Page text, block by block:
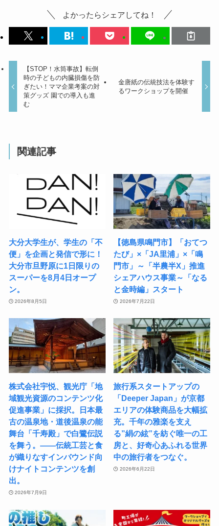
よかったらシェアしてね！
【STOP！水筒事故】転倒
時の子どもの内臓損傷を防
ぎたい！ママ企業考案の対
策グッズ 園での導入も進
む
金唐紙の伝統技法を体験す
るワークショップを開催
関連記事
大分大学生が、学生の「不
便」を企画と発信で形に！
大分市旦野原に1日限りの
スーパーを8月4日オープ
ン。
2026年8月5日
【徳島県鳴門市】「おてつ
たび」×「JA里浦」×「鳴
門市」～「半農半X」推進
シェアハウス事業～「なる
と金時編」スタート
2026年7月22日
株式会社宇悦、観光庁「地
域観光資源のコンテンツ化
促進事業」に採択。日本最
古の温泉地・道後温泉の能
舞台「千寿殿」で白鷺伝説
を舞う。――伝統工芸と食
が織りなすインバウンド向
けナイトコンテンツを創
出。
2026年7月9日
旅行系スタートアップの
「Deeper Japan」が京都
エリアの体験商品を大幅拡
充。千年の雅楽を支え
る”絹の絃”を紡ぐ唯一の工
房と、好奇心あふれる世界
中の旅行者をつなぐ。
2026年6月22日